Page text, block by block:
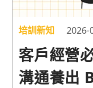
培訓新知 2026-
客戶經營
溝通養出